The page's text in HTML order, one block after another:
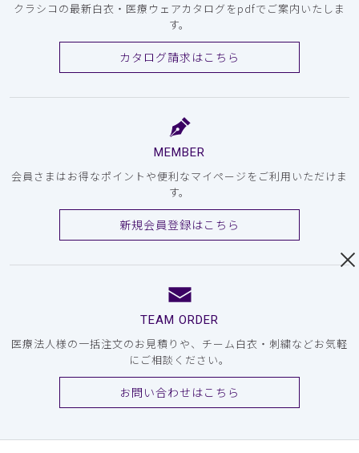
クラシコの最新白衣・医療ウェアカタログをpdfでご案内いたしま
す。
カタログ請求はこちら
MEMBER
会員さまはお得なポイントや便利なマイページをご利用いただけま
す。
新規会員登録はこちら
TEAM ORDER
医療法人様の一括注文のお見積りや、チーム白衣・刺繍などお気軽
にご相談ください。
お問い合わせはこちら